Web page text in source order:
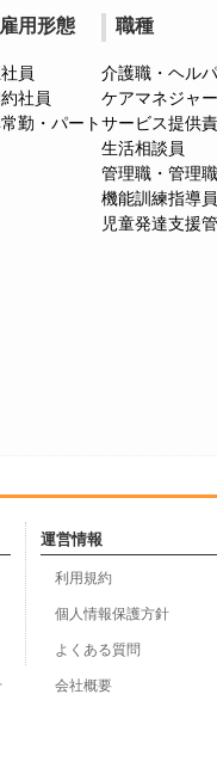
雇用形態
員
社員
勤・パート
職種
介護職・ヘル
ケアマネジャー
サービス提供
生活相談員
管理職・管理
機能訓練指導員
児童発達支援
運営情報
利用規約
個人情報保護方針
よくある質問
会社概要